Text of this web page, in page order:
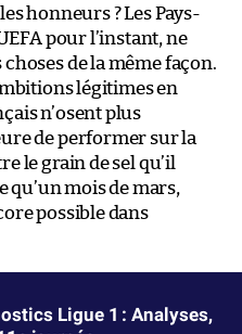
honneurs ? Les Pays-
pour l’instant, ne
de la même façon.
légitimes en
n’osent plus
de performer sur la
le grain de sel qu’il
mois de mars,
possible dans
Ligue 1 : Analyses,